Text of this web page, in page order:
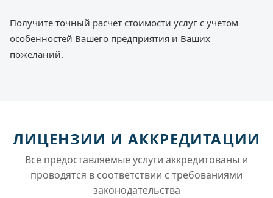
Получите точный расчет стоимости услуг с учетом
особенностей Вашего предприятия и Ваших
пожеланий.
ЛИЦЕНЗИИ И АККРЕДИТАЦИИ
Все предоставляемые услуги аккредитованы и
проводятся в соответствии с требованиями
законодательства